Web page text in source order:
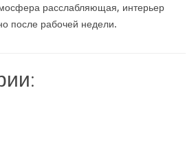
расслабляющая, интерьер
после рабочей недели.